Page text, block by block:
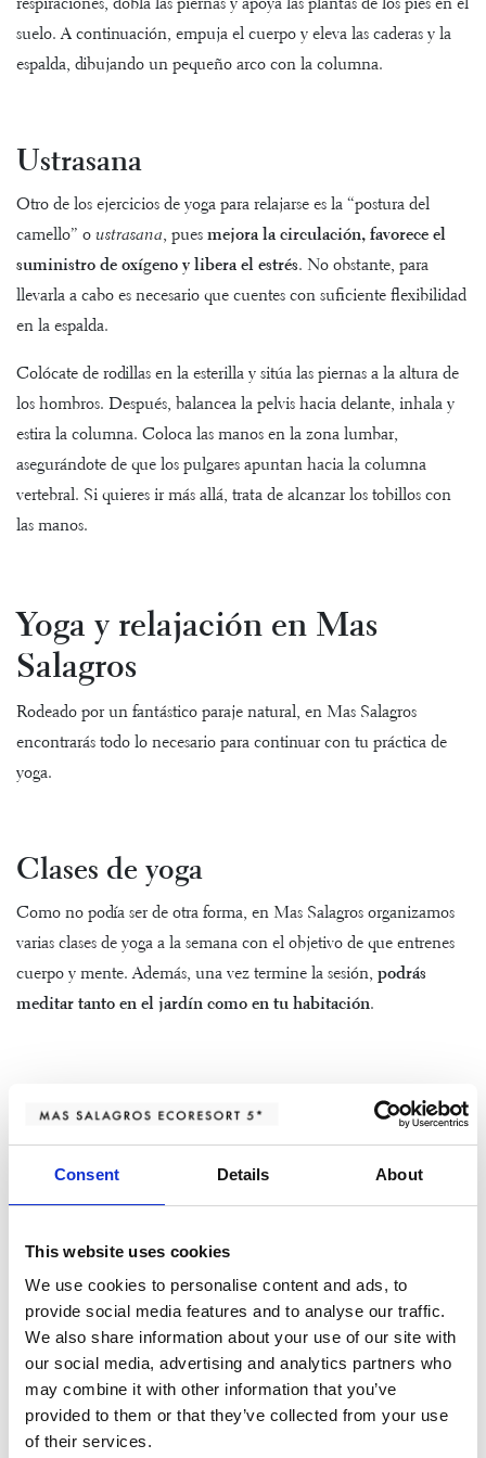
Consent Details About
This website uses cookies
We use cookies to personalise content and ads, to
provide social media features and to analyse our traffic.
We also share information about your use of our site with
our social media, advertising and analytics partners who
may combine it with other information that you’ve
provided to them or that they’ve collected from your use
of their services.
respiraciones, dobla las piernas y apoya las plantas de los pies en el
suelo. A continuación, empuja el cuerpo y eleva las caderas y la
espalda, dibujando un pequeño arco con la columna.
Ustrasana
Otro de los ejercicios de yoga para relajarse es la “postura del
camello” o ustrasana, pues mejora la circulación, favorece el
suministro de oxígeno y libera el estrés. No obstante, para
llevarla a cabo es necesario que cuentes con suficiente flexibilidad
en la espalda.
Colócate de rodillas en la esterilla y sitúa las piernas a la altura de
los hombros. Después, balancea la pelvis hacia delante, inhala y
estira la columna. Coloca las manos en la zona lumbar,
asegurándote de que los pulgares apuntan hacia la columna
vertebral. Si quieres ir más allá, trata de alcanzar los tobillos con
las manos.
Yoga y relajación en Mas
Salagros
Rodeado por un fantástico paraje natural, en Mas Salagros
encontrarás todo lo necesario para continuar con tu práctica de
yoga.
Clases de yoga
Como no podía ser de otra forma, en Mas Salagros organizamos
varias clases de yoga a la semana con el objetivo de que entrenes
cuerpo y mente. Además, una vez termine la sesión, podrás
meditar tanto en el jardín como en tu habitación.
Baños de Bosque
Descubre la meditación en movimientoa través de losBaños de
Bosque, una experiencia sensorial con la que no solo disfrutarás
de la naturaleza, sino que mejorarás tu salud mental.
Acceso al circuito aguas AIRE
Ancient Baths Vallromanes
si buscas conectar con tu interior,
AIRE Ancient Baths
Vallromaneste lo pone fácil. Compruébalo en elFlotariumo con
alguno de los masajes o rituales AIRE al finalizar el recorrido.